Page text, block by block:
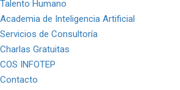
Talento Humano
Academia de Inteligencia Artificial
Servicios de Consultoría
Charlas Gratuitas
COS INFOTEP
Contacto